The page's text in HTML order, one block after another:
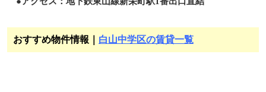
おすすめ物件情報｜ 白山中学区の賃貸一覧